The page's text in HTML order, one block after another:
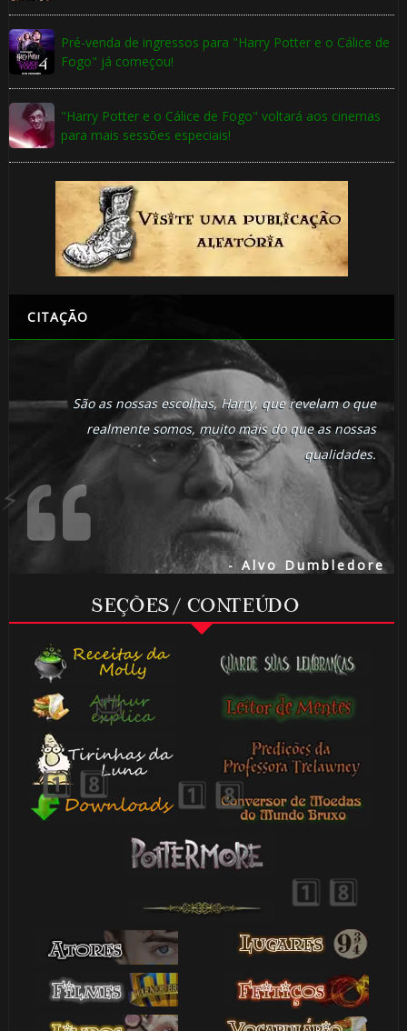
Pré-venda de ingressos para "Harry Potter e o Cálice de
Fogo" já começou!
"Harry Potter e o Cálice de Fogo" voltará aos cinemas
para mais sessões especiais!
CITAÇÃO
São as nossas escolhas, Harry, que revelam o que
realmente somos, muito mais do que as nossas
qualidades.
- Alvo Dumbledore
SEÇÕES / CONTEÚDO
🎈
🎈
⚡
🎈
🎈
1️⃣ 8️⃣
⚡